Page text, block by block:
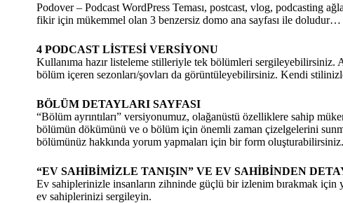
Podover – Podcast WordPress Teması, postcast, vlog, podcasting
fikir için mükemmel olan 3 benzersiz domo ana sayfası ile doludur…
4 PODCAST LİSTESİ VERSİYONU
Kullanıma hazır listeleme stilleriyle tek bölümleri sergileyebilirsiniz.
bölüm içeren sezonları/şovları da görüntüleyebilirsiniz. Kendi
BÖLÜM DETAYLARI SAYFASI
“Bölüm ayrıntıları” versiyonumuz, olağanüstü özelliklere sahip
bölümün dökümünü ve o bölüm için önemli zaman çizelgelerini
bölümünüz hakkında yorum yapmaları için bir form oluşturabilirsiniz.
“EV SAHİBİMİZLE TANIŞIN” VE EV SAHİBİNDEN
Ev sahiplerinizle insanların zihninde güçlü bir izlenim bırakmak
ev sahiplerinizi sergileyin.